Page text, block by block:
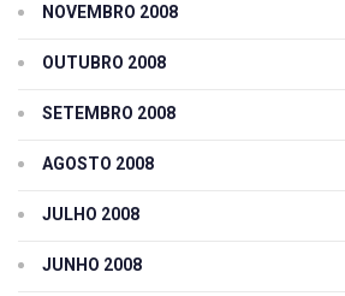
NOVEMBRO 2008
OUTUBRO 2008
SETEMBRO 2008
AGOSTO 2008
JULHO 2008
JUNHO 2008